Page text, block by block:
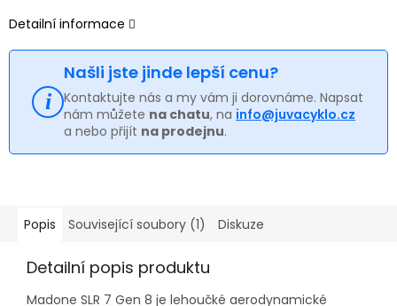
Detailní informace
Našli jste jinde lepší cenu?
Kontaktujte nás a my vám ji dorovnáme. Napsat
nám můžete na chatu, na info@juvacyklo.cz
a nebo přijít na prodejnu.
Popis Související soubory (1) Diskuze
Detailní popis produktu
Madone SLR 7 Gen 8 je lehoučké aerodynamické